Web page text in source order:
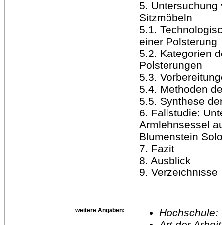
5. Untersuchung
Sitzmöbeln
5.1.
einer Polsterung
5.2. Kategorien
Polsterungen
5.3.
5.4. Methoden
5.5. Synthese
6. Fallstudie:
Armlehnsessel
Blumenstein
7. Fazit
8. Ausblick
9. Verzeichnisse
weitere Angaben: Hochschule: